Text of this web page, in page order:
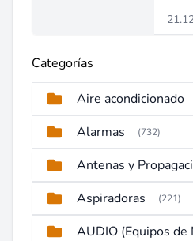
Categorías
Aire acondicionado
Alarmas (732)
Antenas y
Aspiradoras (221)